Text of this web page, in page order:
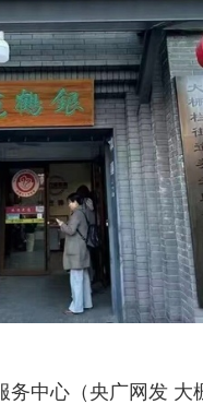
中心（央广网发 大